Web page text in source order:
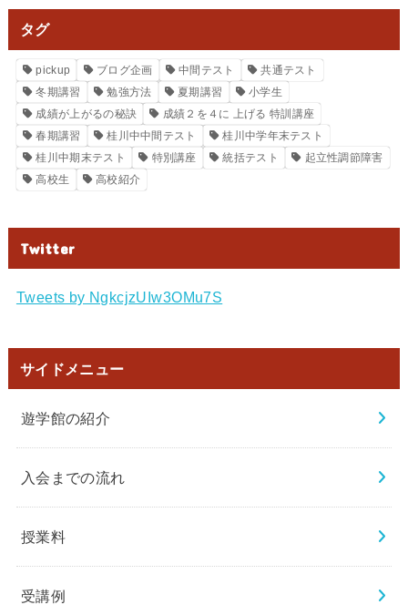
タグ
pickup ブログ企画 中間テスト
共通テスト
冬期講習
勉強方法 夏期講習
小学生
成績が上がるの秘訣
成績２を４に 上げる 特訓講座
春期講習
桂川中中間テスト
桂川中学年末テスト
桂川中期末テスト
特別講座 統括テスト
起立性調節障害
高校生
高校紹介
Twitter
Tweets by NgkcjzUIw3OMu7S
サイドメニュー
遊学館の紹介
入会までの流れ
授業料
受講例